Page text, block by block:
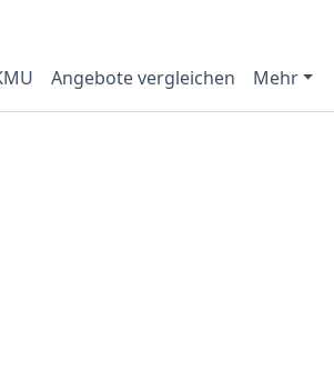
Angebote vergleichen Mehr